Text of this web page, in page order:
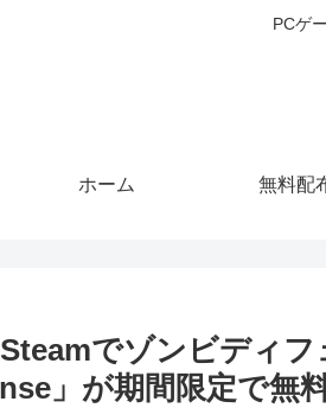
PCゲ
ホーム 無料配
Steamでゾンビディ
」が期間限定で無